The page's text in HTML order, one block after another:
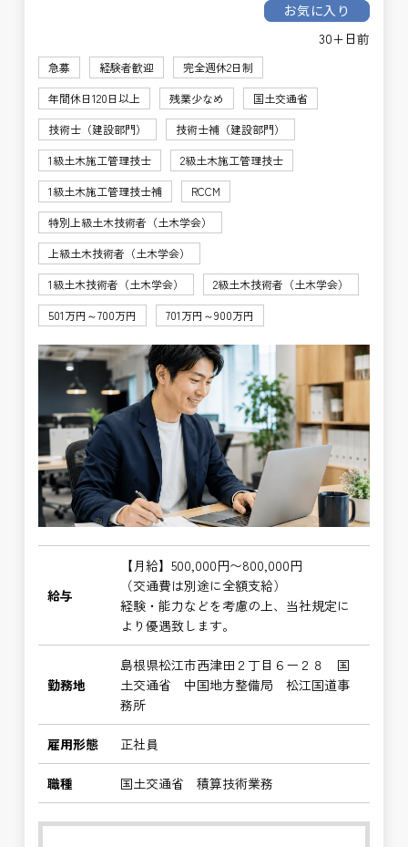
お気に入り
30+日前
急募 経験者歓迎
完全週休2日制
年間休日120日以上
残業少なめ
国土交通省
技術士（建設部門）
技術士補（建設部門）
1級土木施工管理技士
2級土木施工管理技士
1級土木施工管理技士補
RCCM
特別上級土木技術者（土木学会）
上級土木技術者（土木学会）
1級土木技術者（土木学会）
2級土木技術者（土木学会）
501万円～700万円
701万円～900万円
給与
【月給】500,000円〜800,000円
（交通費は別途に全額支給）
経験・能力などを考慮の上、当社規定に
より優遇致します。
勤務地
島根県松江市西津田２丁目６ー２８ 国
土交通省 中国地方整備局 松江国道事
務所
雇用形態 正社員
職種 国土交通省 積算技術業務